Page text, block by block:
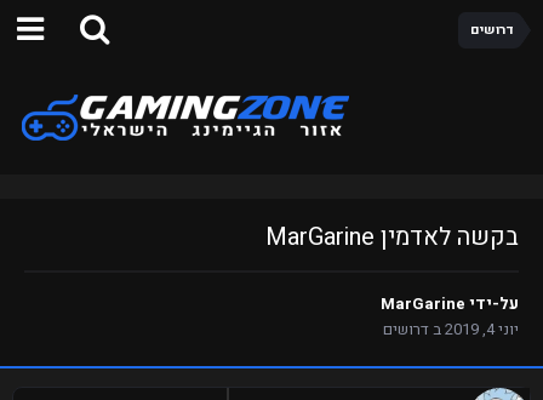
דרושים
בקשה לאדמין MarGarine
על-ידי MarGarine
יוני 4, 2019
בדרושים